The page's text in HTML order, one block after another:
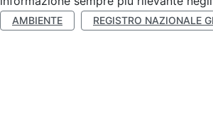
AMBIENTE REGISTRO NAZIONALE